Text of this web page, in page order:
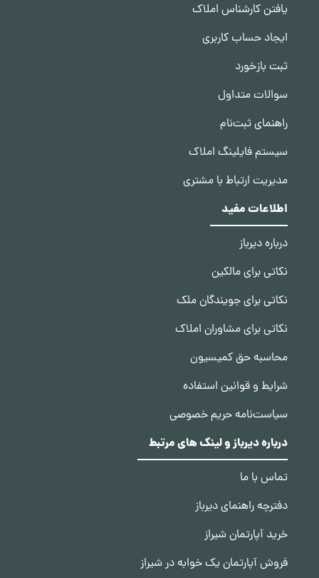
یافتن کارشناس املاک
ایجاد حساب کاربری
ثبت بازخورد
سوالات متداول
راهنمای ثبت‌نام
سیستم فایلینگ املاک
مدیریت ارتباط با مشتری
اطلاعات مفید
درباره دیرباز
نکاتی برای مالکین
نکاتی برای جویندگان ملک
نکاتی برای مشاوران املاک
محاسبه حق کمیسیون
شرایط و قوانین استفاده
سیاست‌نامه حریم خصوصی
درباره دیرباز و لینک های مرتبط
تماس با ما
دفترچه راهنمای دیرباز
خرید آپارتمان شیراز
فروش آپارتمان یک خوابه در شیراز